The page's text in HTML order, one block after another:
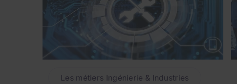
Les métiers Ingénierie & Industries